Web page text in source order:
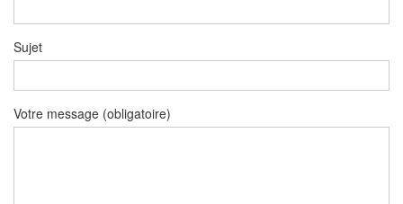
Sujet
Votre message (obligatoire)